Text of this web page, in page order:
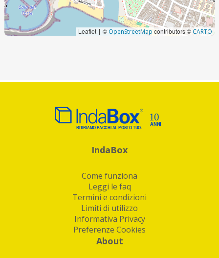
Leaflet | © OpenStreetMap contributors © CARTO
IndaBox
Come funziona
Leggi le faq
Termini e condizioni
Limiti di utilizzo
Informativa Privacy
Preferenze Cookies
About